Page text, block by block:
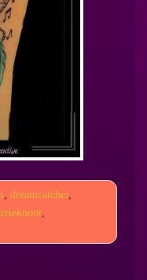
, dreamcatcher,
,